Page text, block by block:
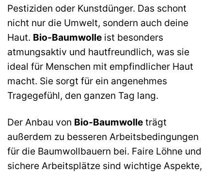
Pestiziden oder Kunstdünger. Das schont
nicht nur die Umwelt, sondern auch deine
Haut. Bio-Baumwolle ist besonders
atmungsaktiv und hautfreundlich, was sie
ideal für Menschen mit empfindlicher Haut
macht. Sie sorgt für ein angenehmes
Tragegefühl, den ganzen Tag lang.
Der Anbau von Bio-Baumwolle trägt
außerdem zu besseren Arbeitsbedingungen
für die Baumwollbauern bei. Faire Löhne und
sichere Arbeitsplätze sind wichtige Aspekte,